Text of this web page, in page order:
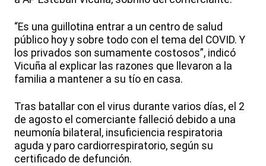
“Es una guillotina entrar a un centro de salud
público hoy y sobre todo con el tema del COVID. Y
los privados son sumamente costosos”, indicó
Vicuña al explicar las razones que llevaron a la
familia a mantener a su tío en casa.
Tras batallar con el virus durante varios días, el 2
de agosto el comerciante falleció debido a una
neumonía bilateral, insuficiencia respiratoria
aguda y paro cardiorrespiratorio, según su
certificado de defunción.